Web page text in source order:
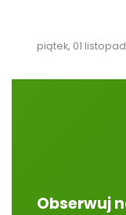
piątek, 01
Obserwuj